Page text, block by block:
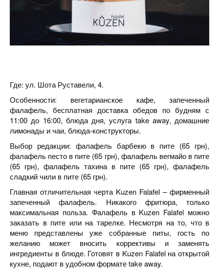
Где: ул. Шота Руставели, 4.
Особенности: вегетарианское кафе, запеченный
фалафель, бесплатная доставка обедов по будням с
11:00 до 16:00, блюда дня, услуга take away, домашние
лимонады и чаи, блюда-конструкторы.
Выбор редакции: фалафель барбекю в пите (65 грн),
фалафель песто в пите (65 грн), фалафель вегмайо в пите
(65 грн), фалафель тахина в пите (65 грн), фалафель
сладкий чили в пите (65 грн).
Главная отличительная черта Kuzen Falafel – фирменный
запеченный фалафель. Никакого фритюра, только
максимальная польза. Фалафель в Kuzen Falafel можно
заказать в пите или на тарелке. Несмотря на то, что в
меню представлены уже собранные питы, гость по
желанию может вносить коррективы и заменять
ингредиенты в блюде. Готовят в Kuzen Falafel на открытой
кухне, подают в удобном формате take away.